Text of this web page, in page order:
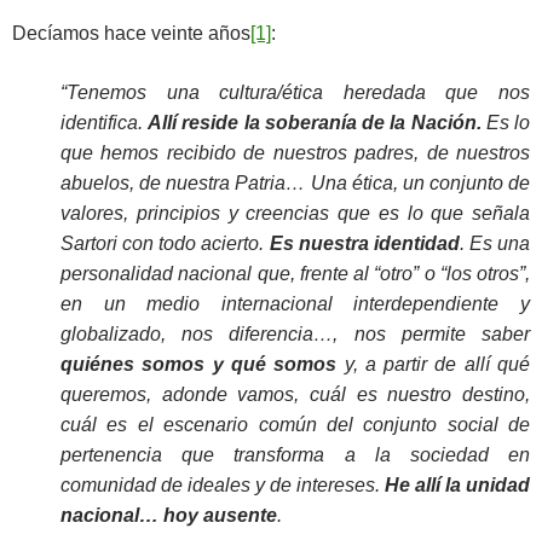
Decíamos hace veinte años[1]:
“Tenemos una cultura/ética heredada que nos
identifica.Allí reside la soberanía de la Nación. Es lo
que hemos recibido de nuestros padres, de nuestros
abuelos, de nuestra Patria… Una ética, un conjunto de
valores, principios y creencias que es lo que señala
Sartori con todo acierto. Es nuestra identidad. Es una
personalidad nacional que, frente al “otro” o “los otros”,
en un medio internacional interdependiente y
globalizado, nos diferencia…, nos permite saber
quiénes somos y qué somos y, a partir de allí qué
queremos, adonde vamos, cuál es nuestro destino,
cuál es el escenario común del conjunto social de
pertenencia que transforma a la sociedad en
comunidad de ideales y de intereses. He allí la unidad
nacional… hoy ausente.